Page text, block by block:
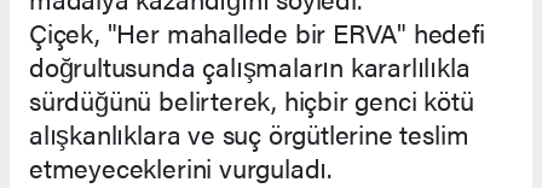
Çiçek, "Her mahallede bir ERVA" hedefi
doğrultusunda çalışmaların kararlılıkla
sürdüğünü belirterek, hiçbir genci kötü
alışkanlıklara ve suç örgütlerine teslim
etmeyeceklerini vurguladı.